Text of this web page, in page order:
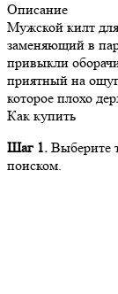
Описание
Мужской килт
заменяющий в
привыкли
приятный на
которое плохо
Как купить
Шаг 1. Выберите
поиском.